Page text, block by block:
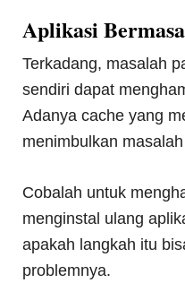
Aplikasi
Terkadang, masalah
sendiri dapat
Adanya cache yang
menimbulkan
Cobalah untuk
menginstal ulang
apakah langkah itu
problemnya.